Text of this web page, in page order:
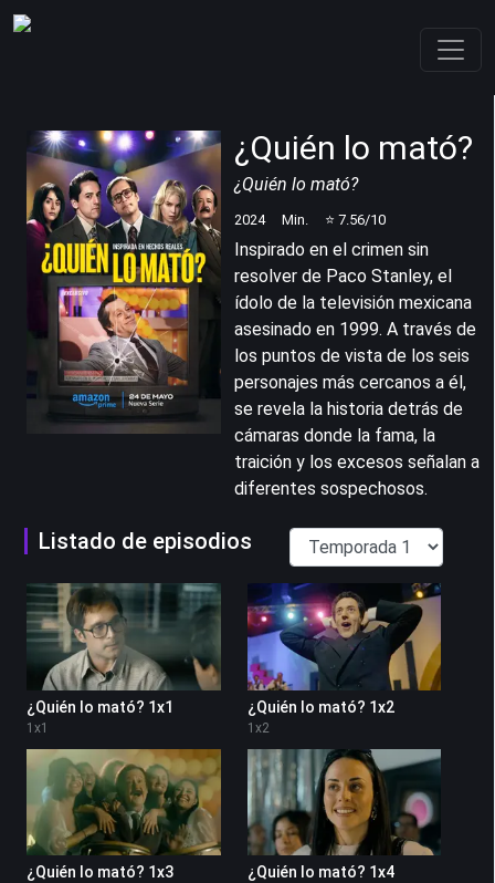
¿Quién lo mató?
¿Quién lo mató?
2024 Min. ⭐ 7.56/10
Inspirado en el crimen sin
resolver de Paco Stanley, el
ídolo de la televisión mexicana
asesinado en 1999. A través de
los puntos de vista de los seis
personajes más cercanos a él,
se revela la historia detrás de
cámaras donde la fama, la
traición y los excesos señalan a
diferentes sospechosos.
Listado de episodios
¿Quién lo mató? 1x1
1 x1
¿Quién lo mató? 1x2
1 x2
¿Quién lo mató? 1x3 ¿Quién lo mató? 1x4